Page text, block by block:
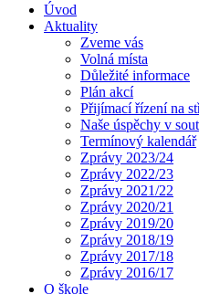
Úvod
Aktuality
Zveme vás
Volná místa
Důležité informace
Plán akcí
Přijímací řízení na
Naše úspěchy v
Termínový kalendář
Zprávy 2023/24
Zprávy 2022/23
Zprávy 2021/22
Zprávy 2020/21
Zprávy 2019/20
Zprávy 2018/19
Zprávy 2017/18
Zprávy 2016/17
O škole